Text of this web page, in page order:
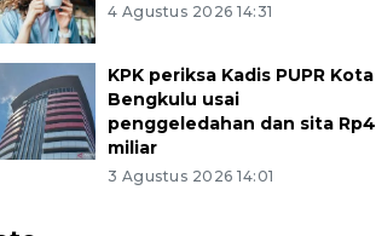
4 Agustus 2026 14:31
KPK periksa Kadis PUPR Kota
Bengkulu usai
penggeledahan dan sita Rp4
miliar
3 Agustus 2026 14:01